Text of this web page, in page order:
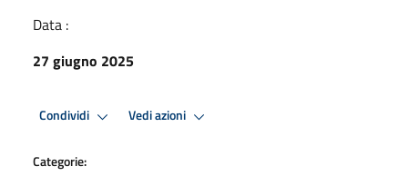
Data :
27 giugno 2025
Condividi Vedi azioni
Categorie: